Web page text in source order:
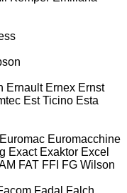
Ernault Ernex Ernst
Est Ticino Esta
Euromac Euromacchine
Exact Exaktor Excel
FAT FFI FG Wilson
Fadal Falch